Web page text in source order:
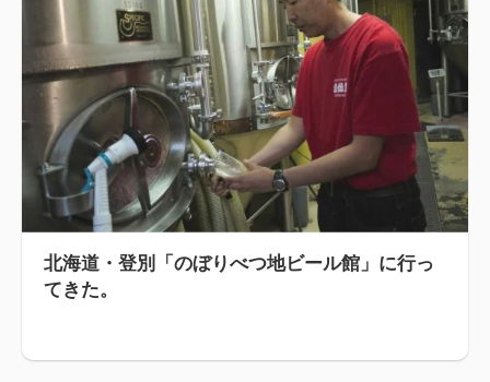
北海道・登別「のぼりべつ地ビール館」に行っ
てきた。